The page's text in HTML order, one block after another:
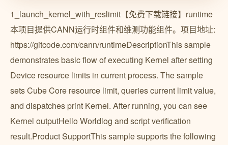
1_launch_kernel_with_reslimit【免费下载链接】runtime
本项目提供CANN运行时组件和维测功能组件。项目地址:
https://gitcode.com/cann/runtimeDescriptionThis sample
demonstrates basic flow of executing Kernel after setting
Device resource limits in current process. The sample
sets Cube Core resource limit, queries current limit value,
and dispatches print Kernel. After running, you can see
Kernel outputHello Worldlog and script verification
result.Product SupportThis sample supports the following